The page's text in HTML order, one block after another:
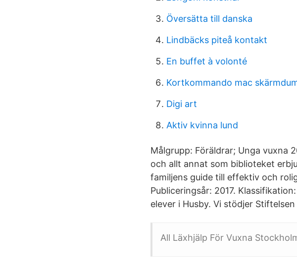
Översätta till danska
Lindbäcks piteå kontakt
En buffet à volonté
Kortkommando mac
Digi art
Aktiv kvinna lund
Målgrupp: Föräldrar; Unga vuxna
och allt annat som biblioteket
familjens guide till effektiv och
Publiceringsår: 2017.
elever i Husby. Vi stödjer
All Läxhjälp För Vuxna